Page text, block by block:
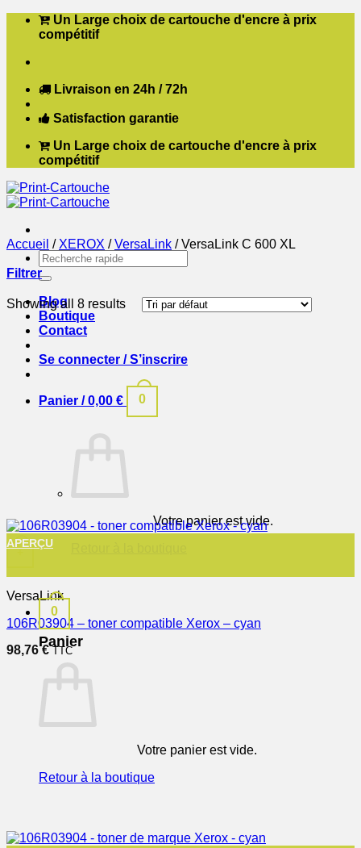
Passer Un Large choix de cartouche d'encre à prix
compétitif
Livraison en 24h / 72h
Satisfaction garantie
Un Large choix de cartouche d'encre à prix
compétitif
Recherche
pour :
Blog
Boutique
Contact
Se connecter / S’inscrire
Panier /0,00 € 0
Votre panier est vide.
0
Panier
Votre panier est vide.
Retour à la boutique
Accueil / XEROX / VersaLink /VersaLink C 600 XL
Filtrer
Showing all 8 results
+
APERÇU
VersaLink
106R03904 – toner compatible Xerox – cyan
98,76€ TTC